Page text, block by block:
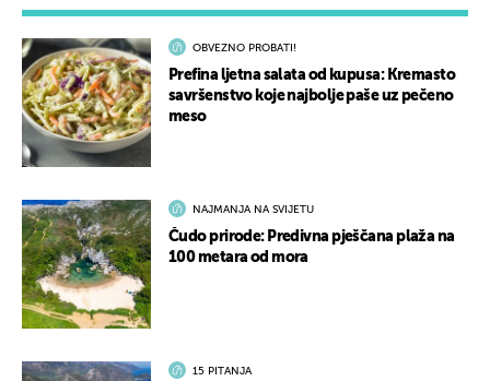
OBVEZNO PROBATI!
Prefina ljetna salata od kupusa: Kremasto
savršenstvo koje najbolje paše uz pečeno
meso
NAJMANJA NA SVIJETU
Čudo prirode: Predivna pješčana plaža na
100 metara od mora
15 PITANJA